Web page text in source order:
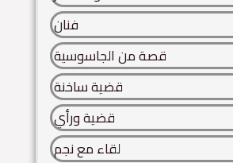
فنان
قصة من الجاسوسية
قضية ساخنة
قضية ورأي
لقاء مع نجم